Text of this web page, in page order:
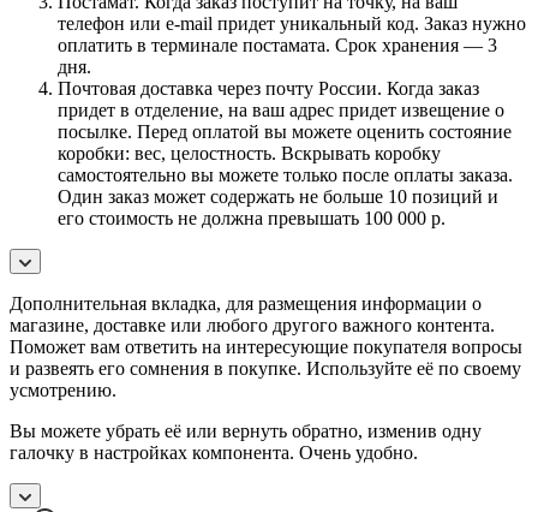
телефон или e-mail придет уникальный код. Заказ нужно
оплатить в терминале постамата. Срок хранения — 3
дня.
Почтовая доставка через почту России. Когда заказ
придет в отделение, на ваш адрес придет извещение о
посылке. Перед оплатой вы можете оценить состояние
коробки: вес, целостность. Вскрывать коробку
самостоятельно вы можете только после оплаты заказа.
Один заказ может содержать не больше 10 позиций и
его стоимость не должна превышать 100 000 р.
Дополнительная вкладка, для размещения информации о
магазине, доставке или любого другого важного контента.
Поможет вам ответить на интересующие покупателя вопросы
и развеять его сомнения в покупке. Используйте её по своему
усмотрению.
Вы можете убрать её или вернуть обратно, изменив одну
галочку в настройках компонента. Очень удобно.